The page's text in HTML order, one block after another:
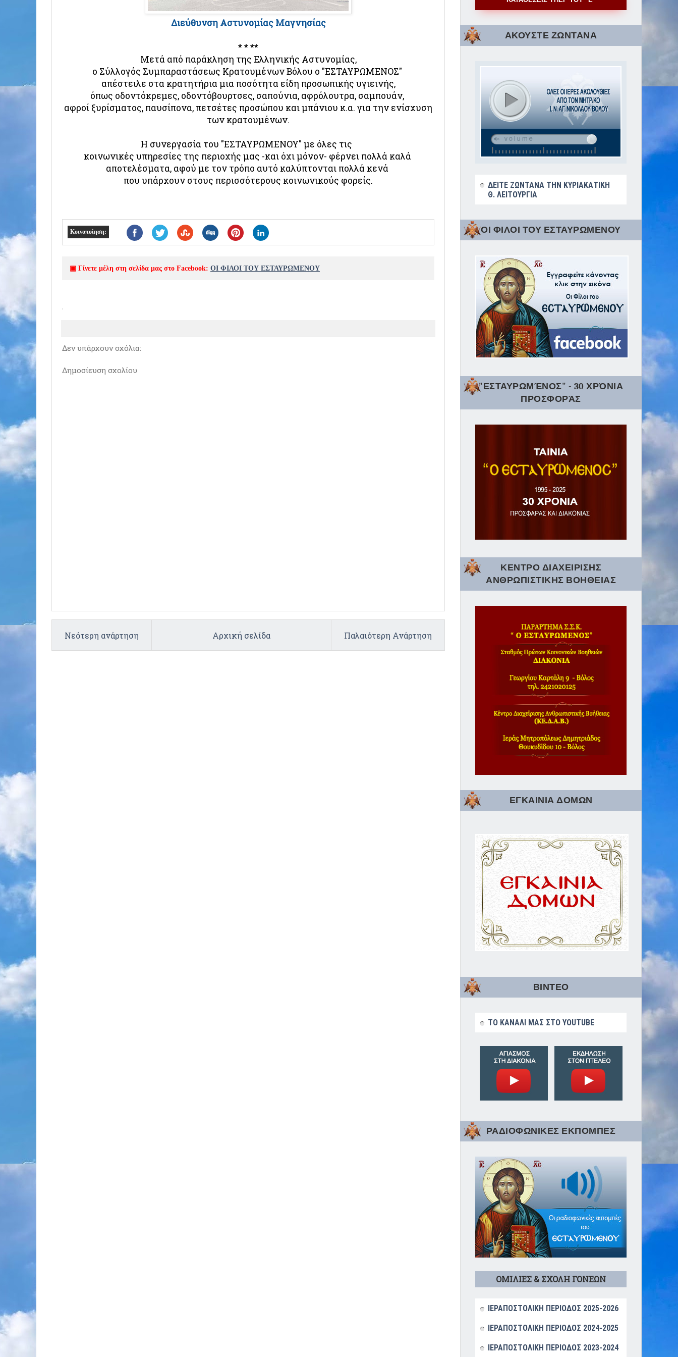
Διεύθυνση Αστυνομίας Μαγνησίας
* * **
Μετά από παράκληση της Ελληνικής Αστυνομίας,
ο Σύλλογός Συμπαραστάσεως Κρατουμένων Βόλου ο "ΕΣΤΑΥΡΩΜΕΝΟΣ"
απέστειλε στα κρατητήρια μια ποσότητα είδη προσωπικής υγιεινής,
όπως οδοντόκρεμες, οδοντόβουρτσες, σαπούνια, αφρόλουτρα, σαμπουάν,
αφροί ξυρίσματος, παυσίπονα, πετσέτες προσώπου και μπάνιου κ.α. για την ενίσχυση
των κρατουμένων.
Η συνεργασία του "ΕΣΤΑΥΡΩΜΕΝΟΥ" με όλες τις
κοινωνικές υπηρεσίες της περιοχής μας -και όχι μόνον- φέρνει πολλά καλά
αποτελέσματα, αφού με τον τρόπο αυτό καλύπτονται πολλά κενά
που υπάρχουν στους περισσότερους κοινωνικούς φορείς.
Κοινοποίηση:
▣ Γίνετε μέλη στη σελίδα μας στο Facebook: ΟΙ ΦΙΛΟΙ ΤΟΥ ΕΣΤΑΥΡΩΜΕΝΟΥ
Δεν υπάρχουν σχόλια:
Δημοσίευση σχολίου
Νεότερη ανάρτηση Παλαιότερη Ανάρτηση
Αρχική σελίδα
ΑΚΟΥΣΤΕ ΖΩΝΤΑΝΑ
ΔΕΙΤΕ ΖΩΝΤΑΝΑ ΤΗΝ ΚΥΡΙΑΚΑΤΙΚΗ
Θ. ΛΕΙΤΟΥΡΓΙΑ
ΟΙ ΦΙΛΟΙ ΤΟΥ ΕΣΤΑΥΡΩΜΕΝΟΥ
"ΕΣΤΑΥΡΩΜΈΝΟΣ" - 30 ΧΡΌΝΙΑ
ΠΡΟΣΦΟΡΆΣ
ΚΕΝΤΡΟ ΔΙΑΧΕΙΡΙΣΗΣ
ΑΝΘΡΩΠΙΣΤΙΚΗΣ ΒΟΗΘΕΙΑΣ
ΕΓΚΑΙΝΙΑ ΔΟΜΩΝ
ΒΙΝΤΕΟ
ΤΟ ΚΑΝΑΛΙ ΜΑΣ ΣΤΟ YOUTUBE
ΡΑΔΙΟΦΩΝΙΚΕΣ ΕΚΠΟΜΠΕΣ
ΟΜΙΛΙΕΣ & ΣΧΟΛΗ ΓΟΝΕΩΝ
ΙΕΡΑΠΟΣΤΟΛΙΚΗ ΠΕΡΙΟΔΟΣ 2025-2026
ΙΕΡΑΠΟΣΤΟΛΙΚΗ ΠΕΡΙΟΔΟΣ 2024-2025
ΙΕΡΑΠΟΣΤΟΛΙΚΗ ΠΕΡΙΟΔΟΣ 2023-2024